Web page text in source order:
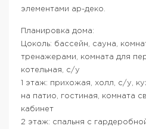
элементами ар-деко.
Планировка дома:
Цоколь: бассейн, сауна,
тренажерами, комната для
котельная, с/у
1 этаж: прихожая, холл, с/у,
на патио, гостиная, комната
кабинет
2 этаж: спальня с